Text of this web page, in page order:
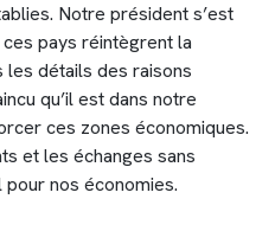
Notre président s’est
pays réintègrent la
les détails des raisons
qu’il est dans notre
ces zones économiques.
et les échanges sans
nos économies.